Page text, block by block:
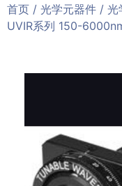
首页 / 光学元器件 / 光
UVIR系列 150-